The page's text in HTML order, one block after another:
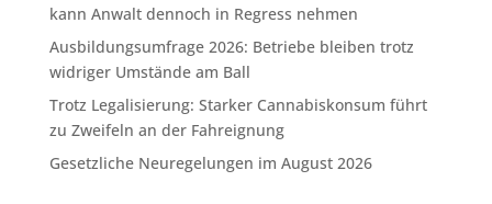
kann Anwalt dennoch in Regress nehmen
Ausbildungsumfrage 2026: Betriebe bleiben trotz
widriger Umstände am Ball
Trotz Legalisierung: Starker Cannabiskonsum führt
zu Zweifeln an der Fahreignung
Gesetzliche Neuregelungen im August 2026